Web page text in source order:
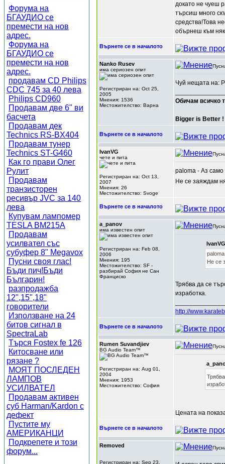
Форума на
БГАУДИО се
премести на нов
адрес.
Форума на
БГАУДИО се
премести на нов
адрес.
продавам CD Philips
CDC 745 за 40 лева
Philips CD960
Продавам две 6" ви
басчета
Продавам дек
Technics RS-BX404
Продавам тунер
Technics ST-G460
Как го прави Олег
Рулит
Продавам
транзисторен
ресивър JVC за 140
лева
Купувам лампомер
TESLA BM215A
Продавам
усилвател със
субуфер 8" Megavox
Пусни своя глас!
Бъди пич!Бъди
Българин!
разпродажба
12",15",18"
говорители
Използване на 24
битов сигнал в
SpectraLab
Търся Fostex fe 126
Китосване или
рязане ?
МОЯТ ПОСЛЕДЕН
ЛАМПОВ
УСИЛВАТЕЛ
Продавам активен
суб Harman/Kardon с
дефект
Пустите му
АМЕРИКАНЦИ
Подкрепете и този
форум...
докато не чуеш
търсиш много
средства!Това
обърнеш към
Върнете се в началото
Nanko Rusev
има сериозен опит
Регистриран на: Oct 25,
2005
Мнения: 1536
Местожителство: Варна
Чуй нещата на:
Обичам всичко
Bigger is Better !
Върнете се в началото
IvanVG
чете и пита
Регистриран на: Oct 13,
2007
Мнения: 26
Местожителство: Svoge
paloma - Аз само
Не се заяждам
Върнете се в началото
a_panov
има известен опит
Регистриран на: Feb 08,
2006
Мнения: 195
Местожителство: SF -
разбирай София не Сан
Франциско
Не се
Трябва да се
изработка.
http://
Върнете се в началото
Rumen Suvandjiev
BG Audio Team™
Регистриран на: Aug 01,
2004
Мнения: 1953
Местожителство: София
Цената на
Върнете се в началото
Removed
Регистриран на: Sep 23,